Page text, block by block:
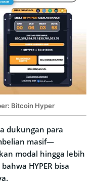
Bitcoin Hyper
dukungan para
masif—
modal hingga lebih
HYPER bisa